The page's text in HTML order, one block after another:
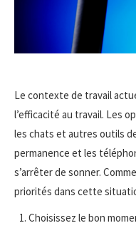
Le contexte de travail
l’efficacité au travail. Les
les chats et autres outils
permanence et les
s’arrêter de sonner.
priorités dans cette
Choisissez le bon